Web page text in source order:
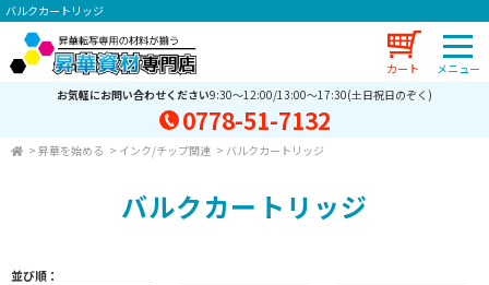
バルクカートリッジ
カート
お気軽にお問い合わせください9:30～12:00/13:00～17:30(土日祝日のぞく)
0778-51-7132
> 昇華を始める > インク/チップ関連 > バルクカートリッジ
バルクカートリッジ
並び順：